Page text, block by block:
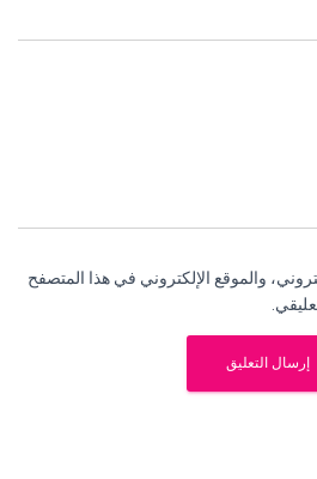
والموقع الإلكتروني في هذا المتصفح